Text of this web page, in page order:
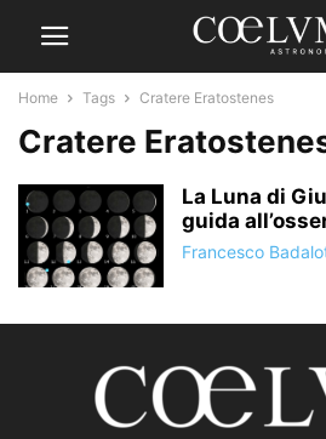
Home Tags Cratere Eratostenes
Cratere
La Luna di
guida
Francesco